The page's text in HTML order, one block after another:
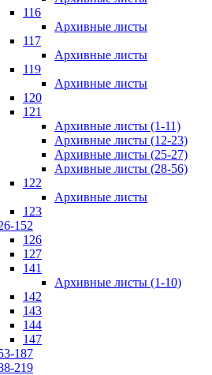
116
Архивные листы
117
Архивные листы
119
Архивные листы
120
121
Архивные листы (1-11)
Архивные листы (12-23)
Архивные листы (25-27)
Архивные листы (28-56)
122
Архивные листы
123
152
126
127
141
Архивные листы (1-10)
142
143
144
147
187
219